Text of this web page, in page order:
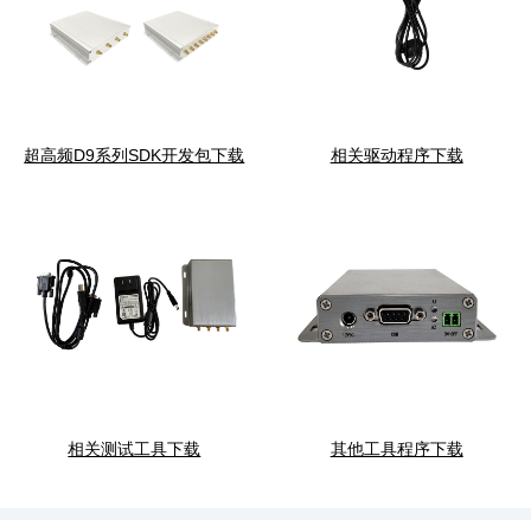
超高频D9系列SDK开发包下载 相关驱动程序下载
相关测试工具下载 其他工具程序下载